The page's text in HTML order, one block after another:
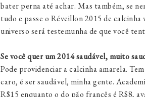
bater perna até achar. Mas também, se
tudo e passe o Réveillon 2015 de
universo será testemunha de que você
Se você quer um 2014 saudável, muito
Pode providenciar a calcinha amarela.
caro, é ser saudável, minha gente.
R$15 enquanto o do pão francês é R$8,